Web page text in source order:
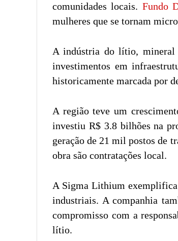
comunidades locais. Fundo
mulheres que se tornam
A indústria do lítio, mineral
investimentos em
historicamente marcada por
A região teve um
investiu R$ 3.8 bilhões na
geração de 21 mil postos de
obra são contratações local.
A Sigma Lithium exemplifica
industriais. A companhia
compromisso com a
lítio.